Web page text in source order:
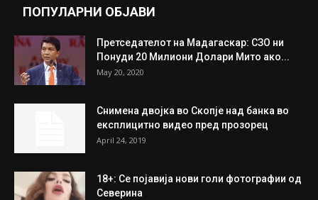
ПОПУЛАРНИ ОБЈАВИ
Претседателот на Мадагаскар: СЗО ни
Понуди 20 Милиони Долари Мито ако...
May 20, 2020
Снимена двојка во Скопје над банка во
експлицитно видео пред прозорец
April 24, 2019
18+: Се појавија нови голи фотографии од
Северина